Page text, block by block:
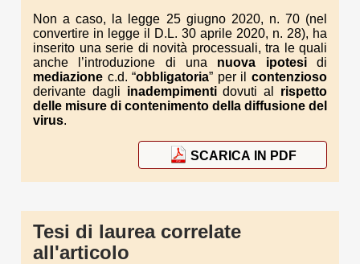
Non a caso, la legge 25 giugno 2020, n. 70 (nel
convertire in legge il D.L. 30 aprile 2020, n. 28), ha
inserito una serie di novità processuali, tra le quali
anche l’introduzione di una nuova ipotesidi
mediazione c.d. “obbligatoria” per ilcontenzioso
derivante dagli inadempimentidovuti al rispetto
delle misure di contenimento della diffusione del
virus.
SCARICA IN PDF
Tesi di laurea correlate
all'articolo